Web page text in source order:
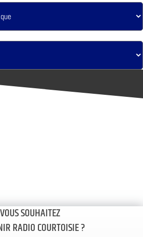
VOUS SOUHAITEZ
RADIO COURTOISIE ?